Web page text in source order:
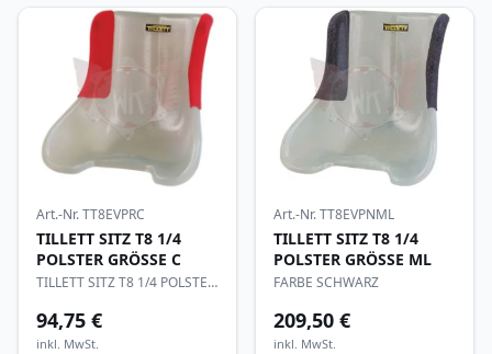
Art.-Nr.TT8EVPRC
TILLETT SITZ T8 1/4
POLSTER GRÖSSE C
TILLETT SITZ T8 1/4 POLSTER
94,75 €
inkl. MwSt.
Art.-Nr.TT8EVPNML
TILLETT SITZ T8 1/4
POLSTER GRÖSSE ML
FARBE SCHWARZ
209,50 €
inkl. MwSt.